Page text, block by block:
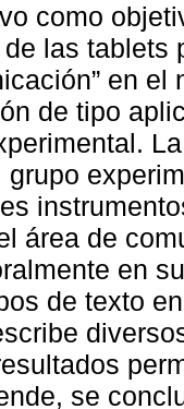
como
de las
en
de tipo
grupo
área de
en
de texto
se